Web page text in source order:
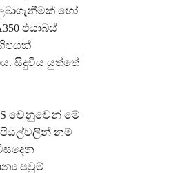
හෝ
එයාබස්
සිදුවිය යුත්තේ
වෙනුවෙන් මේ
නම්
පවුම්